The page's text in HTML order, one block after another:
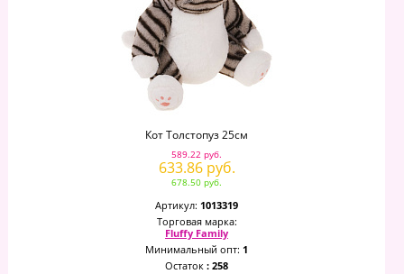
Кот Толстопуз 25см
589.22 руб.
633.86 руб.
678.50 руб.
Артикул: 1013319
Торговая марка:
Fluffy Family
Минимальный опт: 1
Остаток : 258